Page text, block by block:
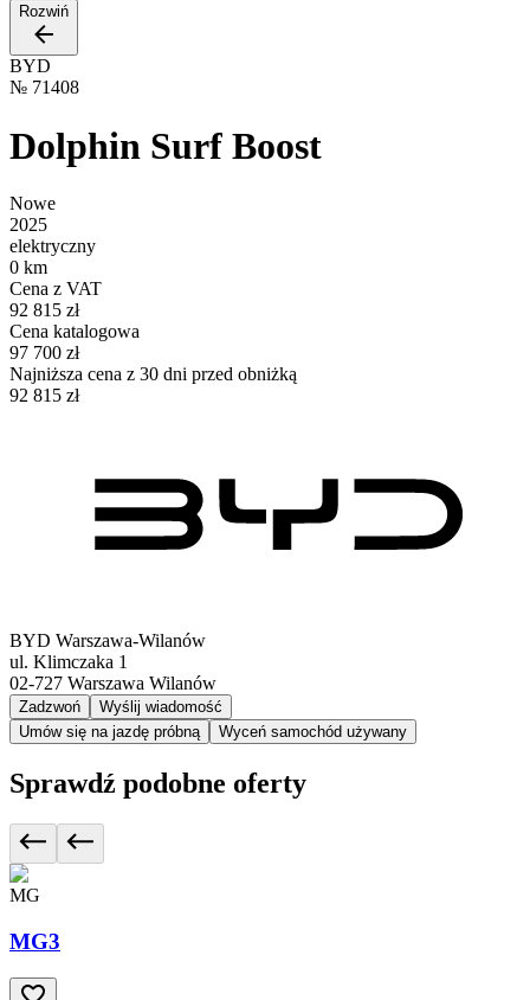
Rozwiń
BYD
№ 71408
Dolphin Surf Boost
Nowe
2025
elektryczny
0 km
Cena z VAT
92 815 zł
Cena katalogowa
97 700 zł
Najniższa cena z 30 dni przed obniżką
92 815 zł
BYD Warszawa-Wilanów
ul. Klimczaka 1
02-727 Warszawa Wilanów
Zadzwoń
Wyślij wiadomość
Umów się na jazdę próbną
Wyceń samochód używany
Sprawdź podobne oferty
MG
MG3